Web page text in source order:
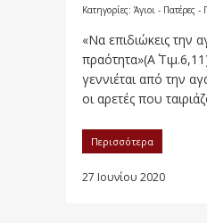
Κατηγορίες: Άγιοι - Πατέρες -
«Να επιδιώκεις την
πραότητα»(Α΄
γεννιέται από την
οι αρετές που
Περισσότερα
27 Ιουνίου 2020